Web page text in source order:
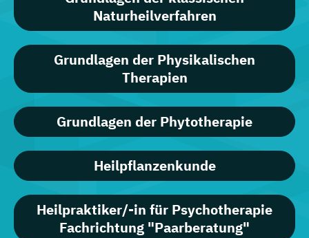
Naturheilverfahren
Grundlagen der Physikalischen
Therapien
Grundlagen der Phytotherapie
Heilpflanzenkunde
Heilpraktiker/-in für Psychotherapie
Fachrichtung "Paarberatung"